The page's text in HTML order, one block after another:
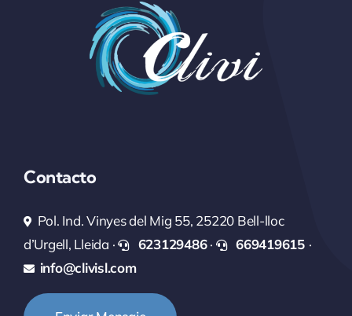
Contacto
Pol. Ind. Vinyes del Mig 55, 25220 Bell-lloc
d’Urgell, Lleida ·
623129486· 669419615 ·
info@clivisl.com